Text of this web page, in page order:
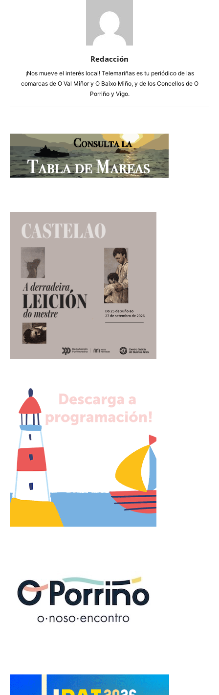
Redacción
¡Nos mueve el interés local! Telemariñas es tu periódico de las
comarcas de O Val Miñor y O Baixo Miño, y de los Concellos de O
Porriño y Vigo.